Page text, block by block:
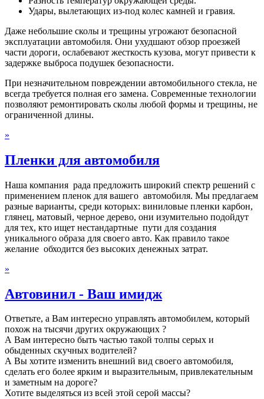
Удары, вылетающих из-под колес камней и гравия.
Даже небольшие сколы и трещины угрожают безопасной
эксплуатации автомобиля. Они ухудшают обзор проезжей
части дороги, ослабевают жесткость кузова, могут привести к
задержке выброса подушек безопасности.
При незначительном повреждении автомобильного стекла, не
всегда требуется полная его замена. Современные технологии
позволяют ремонтировать сколы любой формы и трещины, не
ограниченной длины.
»
Пленки для автомобиля
Наша компания рада предложить широкий спектр решений с
применением пленок для вашего автомобиля. Мы предлагаем
разные варианты, среди которых: виниловые пленки карбон,
глянец, матовый, черное дерево, они изумительно подойдут
для тех, кто ищет нестандартные пути для создания
уникального образа для своего авто. Как правило такое
желание обходится без высоких денежных затрат.
»
Автовинил - Ваш имидж
Ответьте, а Вам интересно управлять автомобилем, который
похож на тысячи других окружающих ?
А Вам интересно быть частью такой толпы серых и
обыденных скучных водителей?
А Вы хотите изменить внешний вид своего автомобиля,
сделать его более ярким и выразительным, привлекательным
и заметным на дороге?
Хотите выделяться из всей этой серой массы?